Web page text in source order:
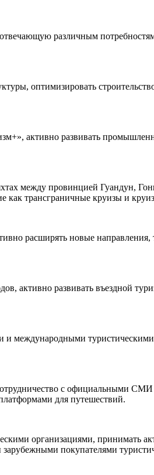
различным
оптимизировать
активно развивать
между провинцией Гуандун,
как трансграничные круизы и
расширять новые
активно развивать въездной
международными
с официальными
для путешествий.
организациями, принимать
покупателями